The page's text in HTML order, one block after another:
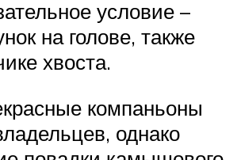
условие –
на голове, также
хвоста.
компаньоны
однако